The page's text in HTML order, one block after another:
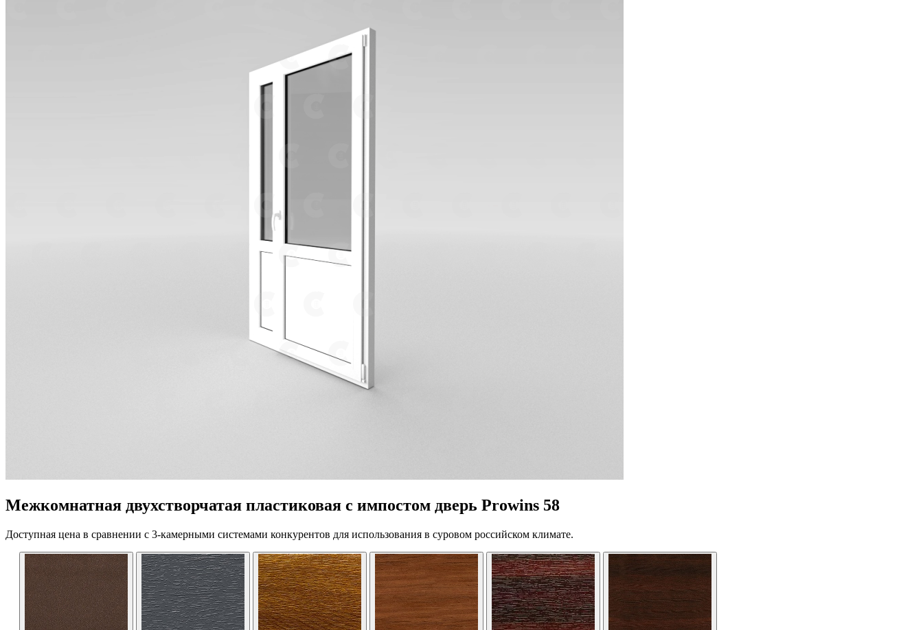
Межкомнатная двухстворчатая пластиковая с импостом дверь Prowins 58
Доступная цена в сравнении с 3-камерными системами конкурентов для использования в суровом российском климате.